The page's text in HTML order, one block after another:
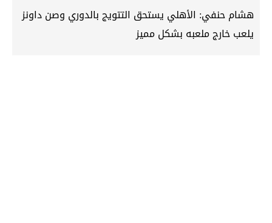
هشام حنفي: الأهلي يستحق التتويج بالدوري وصن داونز
يلعب خارج ملعبه بشكل مميز